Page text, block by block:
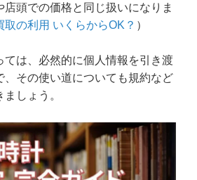
店頭での価格と同じ扱いになりま
取の利用 いくらからOK？ ）
ては、必然的に個人情報を引き渡
、その使い道についても規約など
しょう。